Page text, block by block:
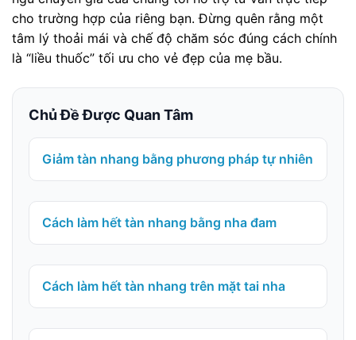
cho trường hợp của riêng bạn. Đừng quên rằng một
tâm lý thoải mái và chế độ chăm sóc đúng cách chính
là “liều thuốc” tối ưu cho vẻ đẹp của mẹ bầu.
Chủ Đề Được Quan Tâm
Giảm tàn nhang bằng phương pháp tự nhiên
Cách làm hết tàn nhang bằng nha đam
Cách làm hết tàn nhang trên mặt tai nha